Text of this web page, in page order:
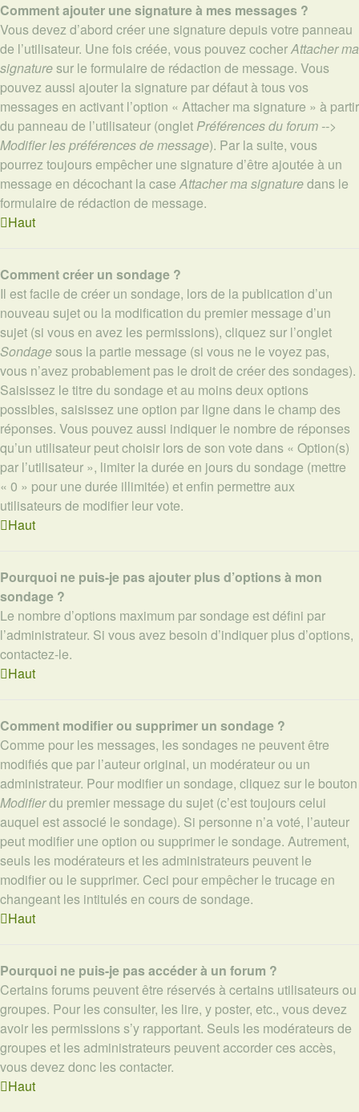
Comment ajouter une signature à mes messages ?
Vous devez d’abord créer une signature depuis votre panneau
de l’utilisateur. Une fois créée, vous pouvez cocherAttacher ma
signaturesur le formulaire de rédaction de message. Vous
pouvez aussi ajouter la signature par défaut à tous vos
messages en activant l’option « Attacher ma signature » à partir
du panneau de l’utilisateur (onglet Préférences du forum -->
Modifier les préférences de message). Par la suite, vous
pourrez toujours empêcher une signature d’être ajoutée à un
message en décochant la caseAttacher ma signaturedans le
formulaire de rédaction de message.
Haut
Comment créer un sondage ?
Il est facile de créer un sondage, lors de la publication d’un
nouveau sujet ou la modification du premier message d’un
sujet (si vous en avez les permissions), cliquez sur l’onglet
Sondagesous la partie message (si vous ne le voyez pas,
vous n’avez probablement pas le droit de créer des sondages).
Saisissez le titre du sondage et au moins deux options
possibles, saisissez une option par ligne dans le champ des
réponses. Vous pouvez aussi indiquer le nombre de réponses
qu’un utilisateur peut choisir lors de son vote dans « Option(s)
par l’utilisateur », limiter la durée en jours du sondage (mettre
« 0 » pour une durée illimitée) et enfin permettre aux
utilisateurs de modifier leur vote.
Haut
Pourquoi ne puis-je pas ajouter plus d’options à mon
sondage ?
Le nombre d’options maximum par sondage est défini par
l’administrateur. Si vous avez besoin d’indiquer plus d’options,
contactez-le.
Haut
Comment modifier ou supprimer un sondage ?
Comme pour les messages, les sondages ne peuvent être
modifiés que par l’auteur original, un modérateur ou un
administrateur. Pour modifier un sondage, cliquez sur le bouton
Modifierdu premier message du sujet (c’est toujours celui
auquel est associé le sondage). Si personne n’a voté, l’auteur
peut modifier une option ou supprimer le sondage. Autrement,
seuls les modérateurs et les administrateurs peuvent le
modifier ou le supprimer. Ceci pour empêcher le trucage en
changeant les intitulés en cours de sondage.
Haut
Pourquoi ne puis-je pas accéder à un forum ?
Certains forums peuvent être réservés à certains utilisateurs ou
groupes. Pour les consulter, les lire, y poster, etc., vous devez
avoir les permissions s’y rapportant. Seuls les modérateurs de
groupes et les administrateurs peuvent accorder ces accès,
vous devez donc les contacter.
Haut